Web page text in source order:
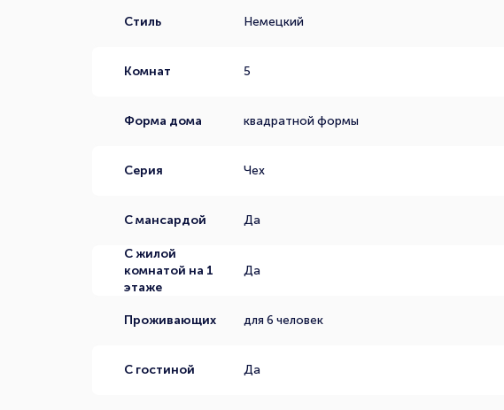
Стиль Немецкий
Комнат 5
Форма дома квадратной формы
Серия Чех
С мансардой Да
С жилой
комнатой на 1
этаже
Да
Проживающих для 6 человек
С гостиной Да